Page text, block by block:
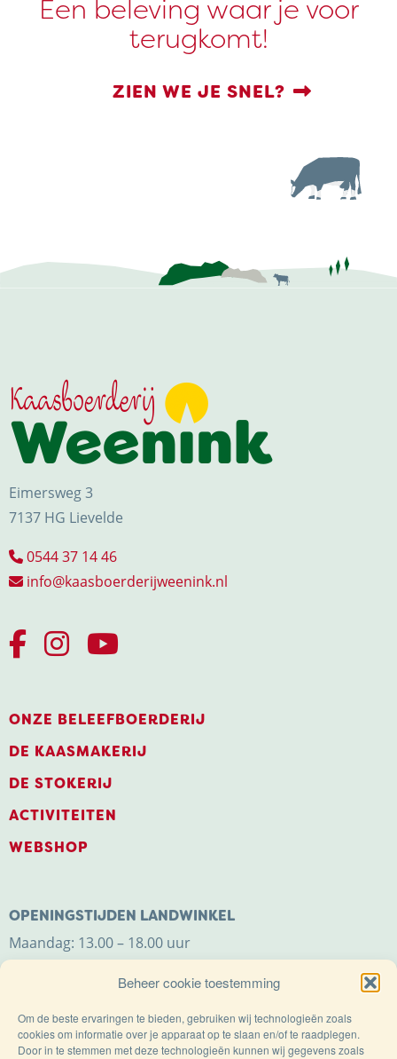
Beheer cookie toestemming
Om de beste ervaringen te bieden, gebruiken wij technologieën zoals
cookies om informatie over je apparaat op te slaan en/of te raadplegen.
Door in te stemmen met deze technologieën kunnen wij gegevens zoals
Een beleving waar je voor
terugkomt!
ZIEN WE JE SNEL?
Eimersweg 3
7137 HG Lievelde
0544 37 14 46
info@kaasboerderijweenink.nl
ONZE BELEEFBOERDERIJ
DE KAASMAKERIJ
DE STOKERIJ
ACTIVITEITEN
WEBSHOP
OPENINGSTIJDEN LANDWINKEL
Maandag: 13.00 – 18.00 uur
Zondag: 11.00 – 18.00 uur